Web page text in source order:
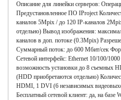
Описание для линейки серверов:
Предустановленное ПО IProject
каналов 5Mpix / до 120 IP-каналов
отдельно) Вывод изображения:
каналов в доп. потоке (0.3Mpix)
Суммарный поток: до 600 Мбит/сек
Сетевой интерфейс: Ethernet 10/100/
возможность установки до 8 съемных
(HDD приобретаются отдельно)
HDMI, 1 DVI (6 независимых
Бесплатный сетевой клиент: да, на базе